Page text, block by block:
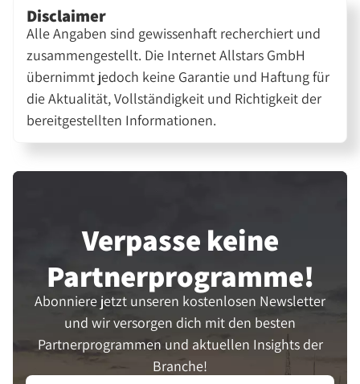
Disclaimer
Alle Angaben sind gewissenhaft recherchiert und
zusammengestellt. Die Internet Allstars GmbH
übernimmt jedoch keine Garantie und Haftung für
die Aktualität, Vollständigkeit und Richtigkeit der
bereitgestellten Informationen.
Verpasse keine
Partner­programme!
Abonniere jetzt unseren kostenlosen Newsletter
und wir versorgen dich mit den besten
Partnerprogrammen und aktuellen Insights der
Branche!